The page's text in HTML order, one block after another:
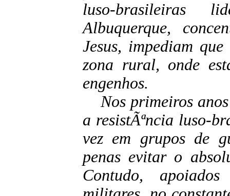
luso-brasileiras
Albuquerque,
Jesus, impediam
zona rural, onde
engenhos.
Nos primeiros
a resistÃªncia luso-
vez em grupos de
penas evitar o
Contudo,